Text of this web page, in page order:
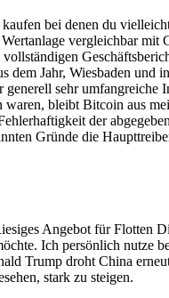
bei denen du
vergleichbar
Jahr, Wiesbaden und
sehr umfangreiche
bleibt Bitcoin aus
der
Gründe die
Angebot für Flotten
Ich persönlich nutze
Trump droht China
stark zu steigen.